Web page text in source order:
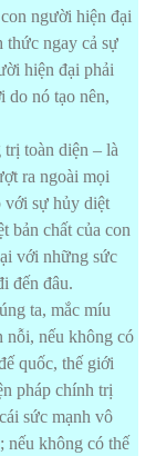
người hiện đại
thức ngay cả sự
hiện đại phải
do nó tạo nên,
toàn diện – là
ra ngoài mọi
với sự hủy diệt
bản chất của con
với những sức
đến đâu.
ta, mắc míu
nỗi, nếu không có
quốc, thế giới
pháp chính trị
sức mạnh vô
nếu không có thế